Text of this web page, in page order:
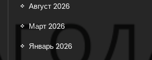
Август 2026
Март 2026
Январь 2026